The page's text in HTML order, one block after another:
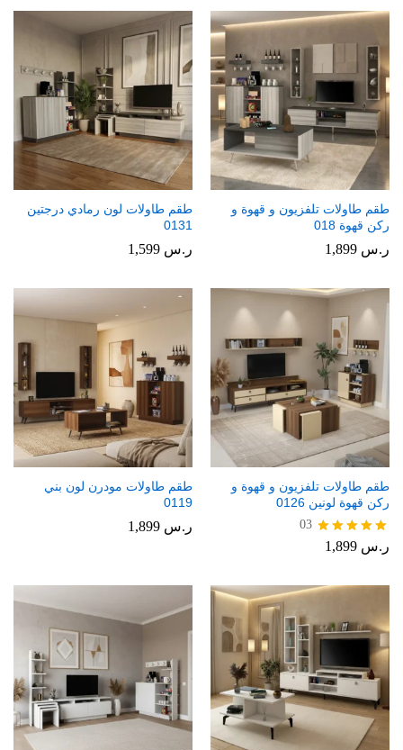
طقم طاولات تلفزيون و قهوة و
ركن قهوة 018
ر.س
طقم طاولات لون رمادي درجتين
0131
ر.س
طقم طاولات تلفزيون و قهوة و
ركن قهوة لونين 0126
تم التقييم
03
ر.س
طقم طاولات مودرن لون بني
0119
ر.س